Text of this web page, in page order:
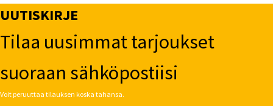
UUTISKIRJE
Tilaa uusimmat tarjoukset
suoraan sähköpostiisi
Voit peruuttaa tilauksen koska tahansa.